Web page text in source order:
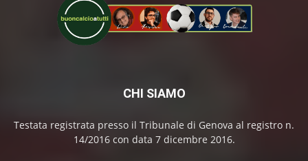
CHI SIAMO
Testata registrata presso il Tribunale di Genova al registro n.
14/2016 con data 7 dicembre 2016.